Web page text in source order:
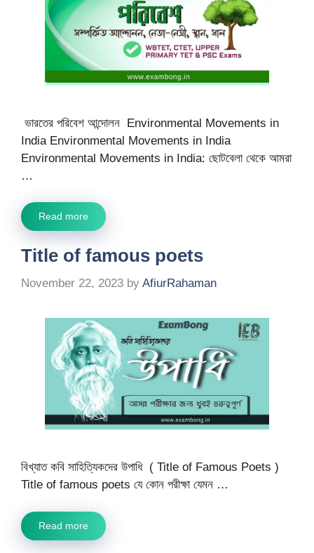
ভারতের পরিবেশ আন্দোলন Environmental Movements in
India Environmental Movements in India
Environmental Movements in India: ছোটবেলা থেকে আমরা
…
Read more
Title of famous poets
November 22, 2023 by AfiurRahaman
বিখ্যাত কবি সাহিত্যিকদের উপাধি ( Title of Famous Poets )
Title of famous poets যে কোন পরীক্ষা যেমন …
Read more